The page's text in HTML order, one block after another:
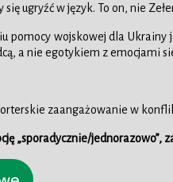
ugryźć w język. To on, nie
pomocy wojskowej dla
a nie egotykiem z emocjami
zaangażowanie w
„sporadycznie/